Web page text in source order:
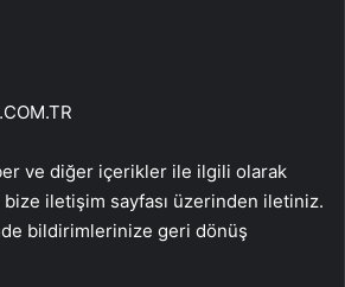
ve diğer içerikler ile ilgili olarak
iletişim sayfası üzerinden iletiniz.
bildirimlerinize geri dönüş